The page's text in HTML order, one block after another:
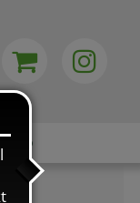
App